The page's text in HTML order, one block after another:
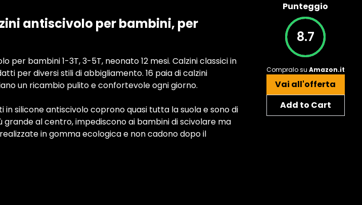
antiscivolo per bambini, per
per bambini 1-3T, 3-5T, neonato 12 mesi. Calzini classici in
per diversi stili di abbigliamento. 16 paia di calzini
un ricambio pulito e confortevole ogni giorno.
in silicone antiscivolo coprono quasi tutta la suola e sono di
grande al centro, impediscono ai bambini di scivolare ma
in gomma ecologica e non cadono dopo il
Punteggio
8.7
Compralo su Amazon.it
Vai all'offerta
Add to Cart